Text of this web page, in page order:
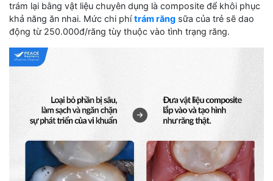
trám lại bằng vật liệu chuyên dụng là composite để khôi phục
khả năng ăn nhai. Mức chi phítrám răng sữa của trẻ sẽ dao
động từ 250.000đ/răng tùy thuộc vào tình trạng răng.